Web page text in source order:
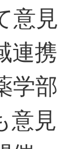
意見
連携
学部
意見